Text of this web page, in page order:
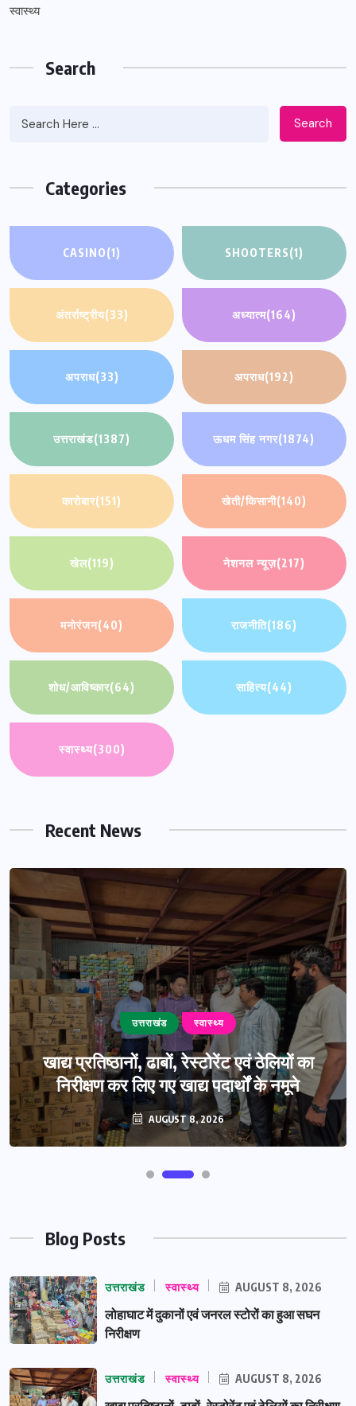
स्वास्थ्य
Search
Search
Categories
CASINO(1) SHOOTERS(1)
अंतर्राष्ट्रीय(33) अध्यात्म(164)
अपराध(33) अपराध(192)
उत्तराखंड(1387) ऊधम सिंह नगर(1874)
कारोबार(151) खेती/किसानी(140)
खेल(119) नेशनल न्यूज़(217)
मनोरंजन(40) राजनीति(186)
शोध/आविष्कार(64) साहित्य(44)
स्वास्थ्य(300)
Recent News
उत्तराखंड स्वास्थ्य
खाद्य प्रतिष्ठानों, ढाबों, रेस्टोरेंट एवं ठेलियों का
निरीक्षण कर लिए गए खाद्य पदार्थों के नमूने
AUGUST 8, 2026
Blog Posts
उत्तराखंड स्वास्थ्य AUGUST 8, 2026
लोहाघाट में दुकानों एवं जनरल स्टोरों का हुआ सघन
निरीक्षण
उत्तराखंड स्वास्थ्य AUGUST 8, 2026